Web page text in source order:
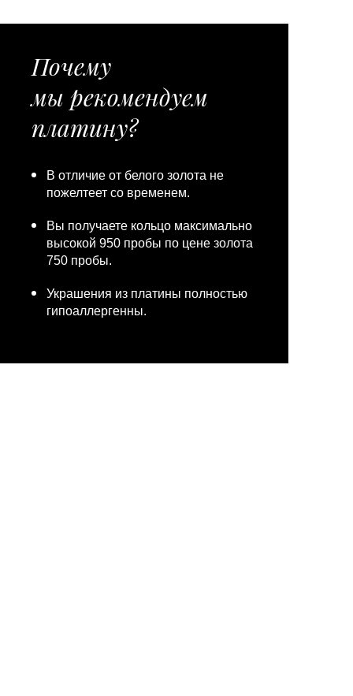
Почему
мы рекомендуем
платину?
В отличие от белого золота не
пожелтеет со временем.
Вы получаете кольцо максимально
высокой 950 пробы по цене золота
750 пробы.
Украшения из платины полностью
гипоаллергенны.